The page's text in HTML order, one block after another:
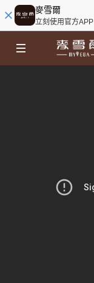
麥雪爾
立刻使用官方APP